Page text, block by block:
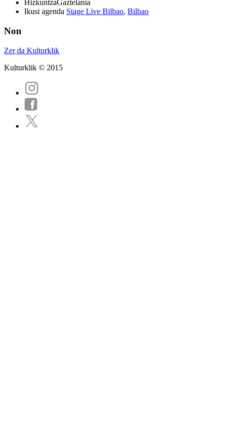
HizkuntzaGaztelania
Ikusi agenda Stage Live Bilbao, Bilbao
Non
Zer da Kulturklik
Kulturklik © 2015